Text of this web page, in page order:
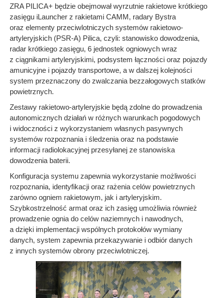
ZRA PILICA+ będzie obejmował wyrzutnie rakietowe krótkiego
zasięgu iLauncher z rakietami CAMM, radary Bystra
oraz elementy przeciwlotniczych systemów rakietowo-
artyleryjskich (PSR-A) Pilica, czyli: stanowisko dowodzenia,
radar krótkiego zasięgu, 6 jednostek ogniowych wraz
z ciągnikami artyleryjskimi, podsystem łączności oraz pojazdy
amunicyjne i pojazdy transportowe, a w dalszej kolejności
system przeznaczony do zwalczania bezzałogowych statków
powietrznych.
Zestawy rakietowo-artyleryjskie będą zdolne do prowadzenia
autonomicznych działań w różnych warunkach pogodowych
i widoczności z wykorzystaniem własnych pasywnych
systemów rozpoznania i śledzenia oraz na podstawie
informacji radiolokacyjnej przesyłanej ze stanowiska
dowodzenia baterii.
Konfiguracja systemu zapewnia wykorzystanie możliwości
rozpoznania, identyfikacji oraz rażenia celów powietrznych
zarówno ogniem rakietowym, jak i artyleryjskim.
Szybkostrzelność armat oraz ich zasięg umożliwia również
prowadzenie ognia do celów naziemnych i nawodnych,
a dzięki implementacji wspólnych protokołów wymiany
danych, system zapewnia przekazywanie i odbiór danych
z innych systemów obrony przeciwlotniczej.